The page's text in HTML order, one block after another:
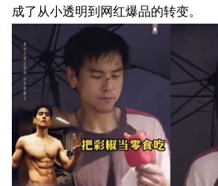
成了从小透明到网红爆品的转变。